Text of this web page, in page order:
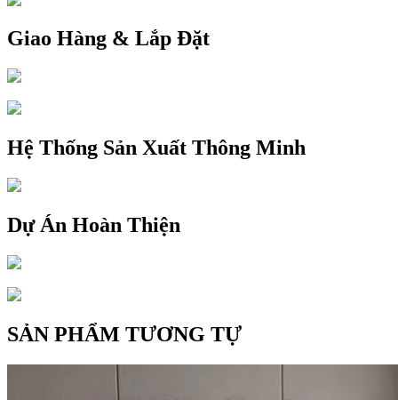
Giao Hàng & Lắp Đặt
Hệ Thống Sản Xuất Thông Minh
Dự Án Hoàn Thiện
SẢN PHẨM TƯƠNG TỰ